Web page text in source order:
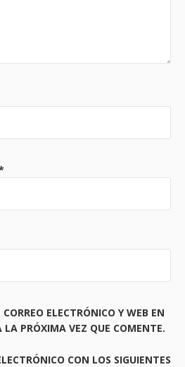
ELECTRÓNICO Y WEB EN
LA PRÓXIMA VEZ QUE COMENTE.
CON LOS SIGUIENTES